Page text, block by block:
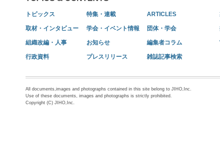
トピックス 特集・連載 ARTICLES
取材・インタビュー 学会・イベント情報 団体・学会
組織改編・人事 お知らせ 編集者コラム
行政資料 プレスリリース 雑誌記事検索
All documents,images and photographs contained in this site belong to JIHO,Inc.
Use of these documents, images and photographs is strictly prohibited.
Copyright (C) JIHO,Inc.